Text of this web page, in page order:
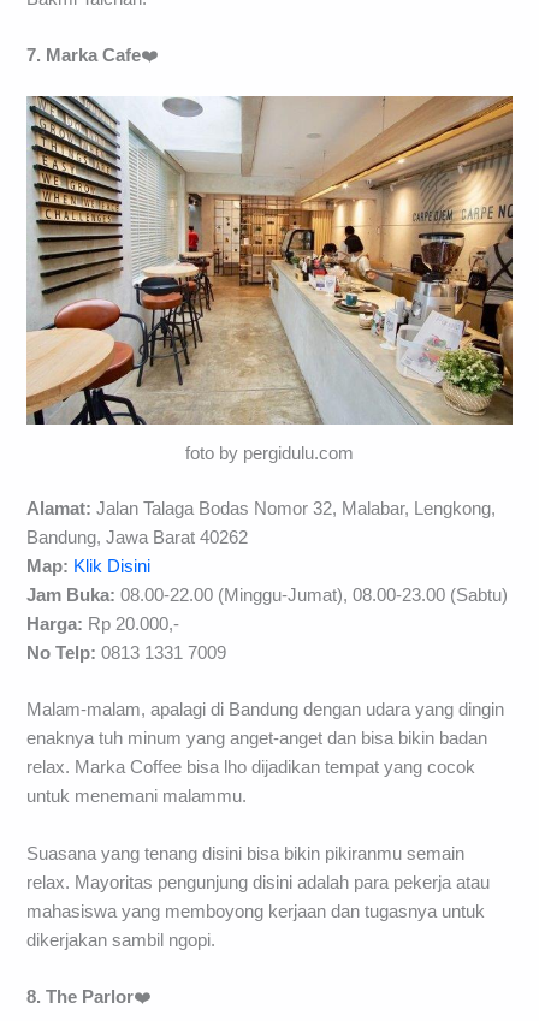
7. Marka Cafe❤️
foto by pergidulu.com
Alamat: Jalan Talaga Bodas Nomor 32, Malabar, Lengkong,
Bandung, Jawa Barat 40262
Map: Klik Disini
Jam Buka: 08.00-22.00 (Minggu-Jumat), 08.00-23.00 (Sabtu)
Harga: Rp 20.000,-
No Telp: 0813 1331 7009
Malam-malam, apalagi di Bandung dengan udara yang dingin
enaknya tuh minum yang anget-anget dan bisa bikin badan
relax. Marka Coffee bisa lho dijadikan tempat yang cocok
untuk menemani malammu.
Suasana yang tenang disini bisa bikin pikiranmu semain
relax. Mayoritas pengunjung disini adalah para pekerja atau
mahasiswa yang memboyong kerjaan dan tugasnya untuk
dikerjakan sambil ngopi.
8. The Parlor❤️